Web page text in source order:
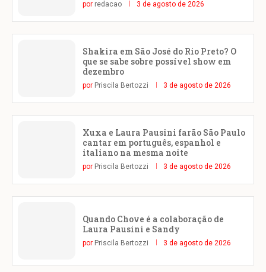
por redacao 3 de agosto de 2026
Shakira em São José do Rio Preto? O
que se sabe sobre possível show em
dezembro
por Priscila Bertozzi 3 de agosto de 2026
Xuxa e Laura Pausini farão São Paulo
cantar em português, espanhol e
italiano na mesma noite
por Priscila Bertozzi 3 de agosto de 2026
Quando Chove é a colaboração de
Laura Pausini e Sandy
por Priscila Bertozzi 3 de agosto de 2026